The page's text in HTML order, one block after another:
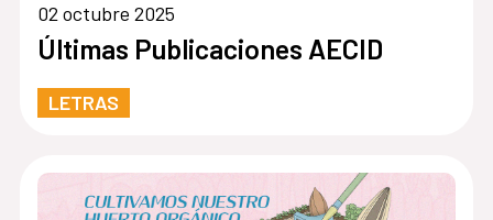
02 octubre 2025
Últimas Publicaciones AECID
LETRAS